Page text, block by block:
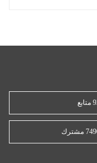
مشترك